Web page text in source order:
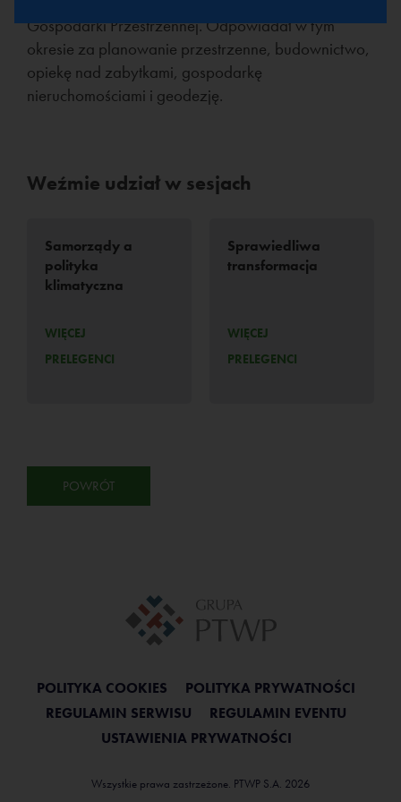
Gospodarki Przestrzennej. Odpowiadał w tym
okresie za planowanie przestrzenne, budownictwo,
opiekę nad zabytkami, gospodarkę
nieruchomościami i geodezję.
Weźmie udział w sesjach
Samorządy a
polityka
klimatyczna
WIĘCEJ
PRELEGENCI
Sprawiedliwa
transformacja
WIĘCEJ
PRELEGENCI
POWRÓT
Wszystkie prawa zastrzeżone. PTWP S.A. 2026
POLITYKA COOKIES
POLITYKA PRYWATNOŚCI
REGULAMIN SERWISU
REGULAMIN EVENTU
USTAWIENIA PRYWATNOŚCI